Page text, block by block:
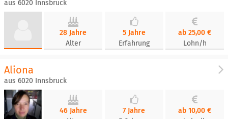
aus 6020 Innsbruck
28 Jahre
Alter
5 Jahre
Erfahrung
ab 25,00 €
Lohn/h
Aliona
aus 6020 Innsbruck
46 Jahre
7 Jahre
ab 10,00 €